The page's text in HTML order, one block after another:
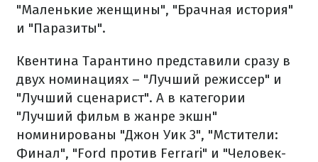
"Маленькие женщины", "Брачная история"
и "Паразиты".
Квентина Тарантино представили сразу в
двух номинациях – "Лучший режиссер" и
"Лучший сценарист". А в категории
"Лучший фильм в жанре экшн"
номинированы "Джон Уик 3", "Мстители:
Финал", "Ford против Ferrari" и "Человек-